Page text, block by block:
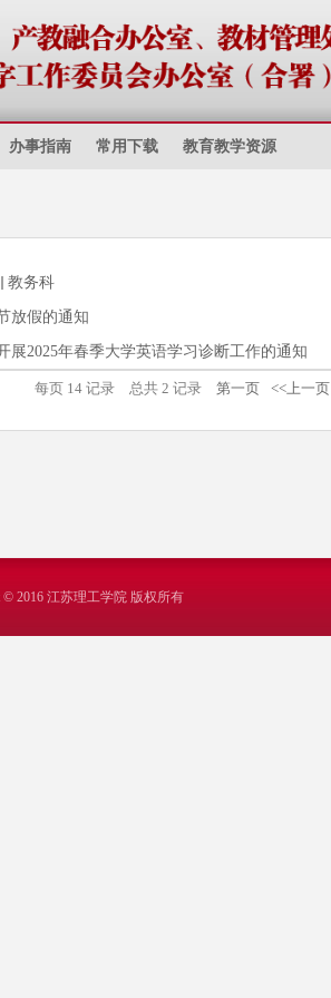
办事指南 常用下载 教育教学资源
教务科
放假的通知
展2025年春季大学英语学习诊断工作的通知
每页 14 记录 总共 2 记录 第一页 <<上一页
© 2016 江苏理工学院 版权所有